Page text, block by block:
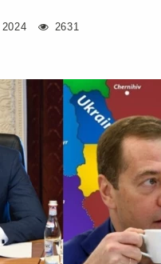
2631